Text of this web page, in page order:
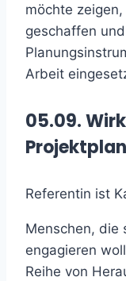
möchte
geschaffen
Arbeit
05.09.
Referentin ist
Menschen, die
engagieren
Reihe von